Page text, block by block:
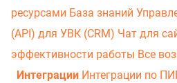
ресурсами База знаний
(API) для УВК (CRM) Чат для
эффективности работы Все
Интеграции Интеграции по